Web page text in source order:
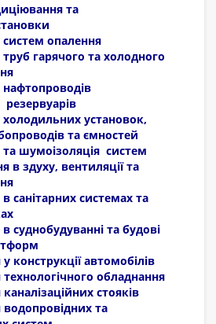
та
систем опалення
труб гарячого та холодного
нафтопроводів
резервуарів
холодильних установок,
та ємностей
та шумоізоляція систем
в здуху, вентиляції та
в санітарних системах та
в суднобудуванні та будові
конструкції автомобілів
технологічного обладнання
стояків
та